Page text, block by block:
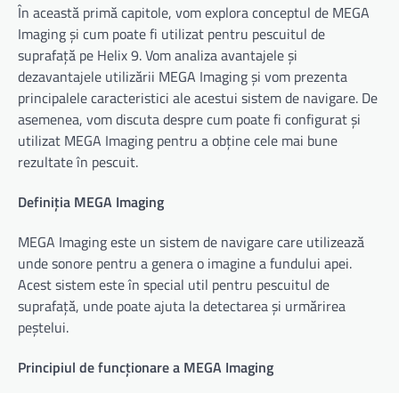
În această primă capitole, vom explora conceptul de MEGA
Imaging și cum poate fi utilizat pentru pescuitul de
suprafață pe Helix 9. Vom analiza avantajele și
dezavantajele utilizării MEGA Imaging și vom prezenta
principalele caracteristici ale acestui sistem de navigare. De
asemenea, vom discuta despre cum poate fi configurat și
utilizat MEGA Imaging pentru a obține cele mai bune
rezultate în pescuit.
Definiția MEGA Imaging
MEGA Imaging este un sistem de navigare care utilizează
unde sonore pentru a genera o imagine a fundului apei.
Acest sistem este în special util pentru pescuitul de
suprafață, unde poate ajuta la detectarea și urmărirea
peștelui.
Principiul de funcționare a MEGA Imaging